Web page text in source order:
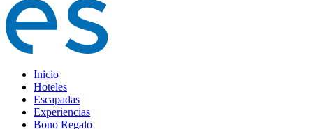
Inicio
Hoteles
Escapadas
Experiencias
Bono Regalo